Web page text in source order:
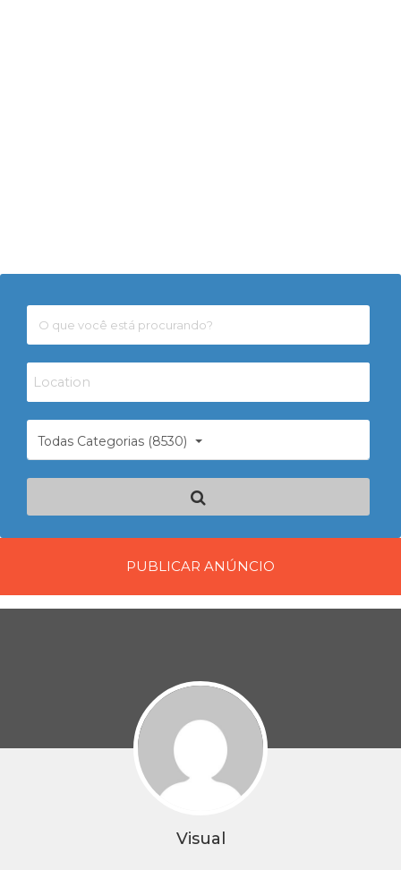
Todas Categorias (8530)
PUBLICAR ANÚNCIO
Visual